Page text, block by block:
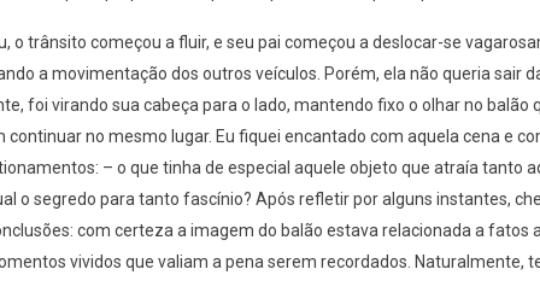
o trânsito começou a fluir, e seu pai começou a deslocar-se
a movimentação dos outros veículos. Porém, ela não queria sair
foi virando sua cabeça para o lado, mantendo fixo o olhar no balão
continuar no mesmo lugar. Eu fiquei encantado com aquela cena e
– o que tinha de especial aquele objeto que atraía tanto
o segredo para tanto fascínio? Após refletir por alguns instantes,
com certeza a imagem do balão estava relacionada a fatos
vividos que valiam a pena serem recordados. Naturalmente,